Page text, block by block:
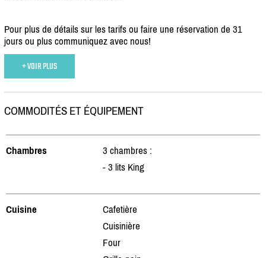
Pour plus de détails sur les tarifs ou faire une réservation de 31
jours ou plus communiquez avec nous!
+ VOIR PLUS
COMMODITÉS ET ÉQUIPEMENT
Chambres
3 chambres :
- 3 lits King
Cuisine
Cafetière
Cuisinière
Four